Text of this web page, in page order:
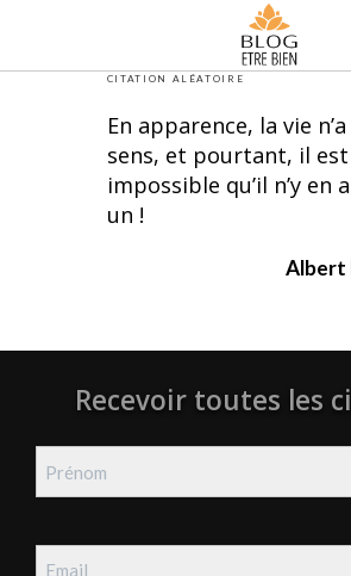
CITATION ALÉATOIRE
En apparence, la vie
sens, et pourtant, il est
impossible qu’il n’y en
un !
Albert
Recevoir toutes les